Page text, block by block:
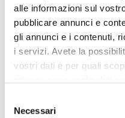
alle informazioni sul
pubblicare annunci e
gli annunci e i contenuti,
i servizi. Avete la
vostri dati e per quali
modificare o revocare il
Necessari
Il pericolo della
eccessivamente senza
adattino al mercato.
Inizia il processo di
identificando il